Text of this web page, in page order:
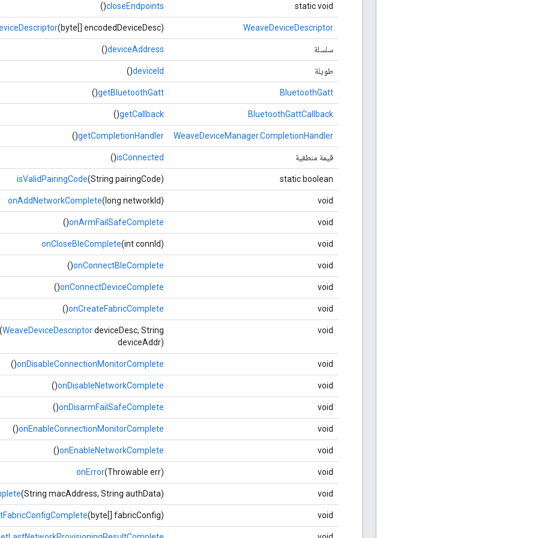
static void
closeEndpoints
()
WeaveDeviceDescriptor
(byte[] encodedDeviceDesc)
سلسلة deviceAddress
()
طويلة deviceId
()
BluetoothGatt
getBluetoothGatt
()
BluetoothGattCallback
getCallback
()
WeaveDeviceManager.CompletionHandler
getCompletionHandler
()
قيمة منطقية isConnected
()
static boolean
isValidPairingCode(String pairingCode)
void
onAddNetworkComplete(long networkId)
void
onArmFailSafeComplete
()
void
onCloseBleComplete(int connId)
void
onConnectBleComplete
()
void
onConnectDeviceComplete
()
void
onCreateFabricComplete
()
void
(WeaveDeviceDescriptordeviceDesc, String
deviceAddr)
void
onDisableConnectionMonitorComplete
()
void
onDisableNetworkComplete
()
void
onDisarmFailSafeComplete
()
void
onEnableConnectionMonitorComplete
()
void
onEnableNetworkComplete
()
void
onError(Throwable err)
void
(String macAddress, String authData)
void
(byte[] fabricConfig)